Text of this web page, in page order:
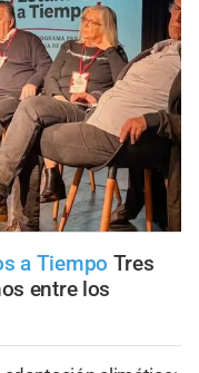
a Tiempo Tres
entre los